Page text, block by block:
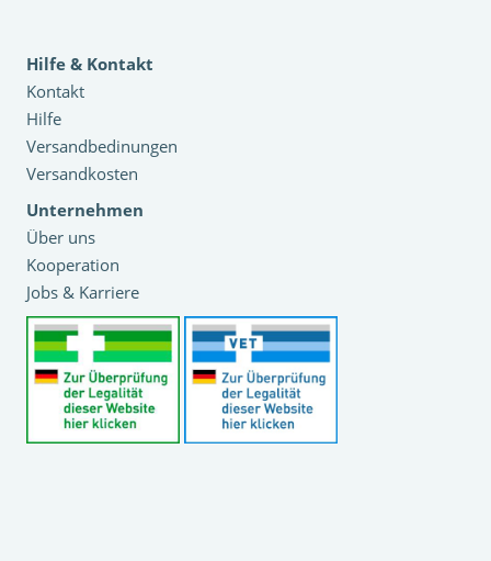
Hilfe & Kontakt
Kontakt
Hilfe
Versandbedinungen
Versandkosten
Unternehmen
Über uns
Kooperation
Jobs & Karriere